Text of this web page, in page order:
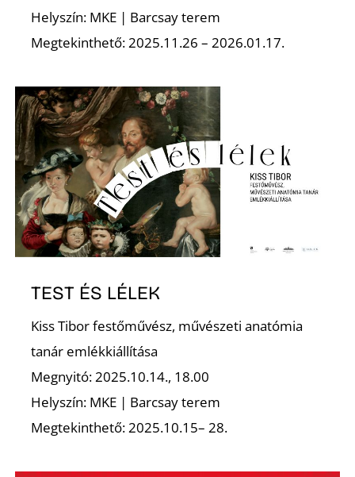
Helyszín: MKE | Barcsay terem
Megtekinthető: 2025.11.26 – 2026.01.17.
TEST ÉS LÉLEK
Kiss Tibor festőművész, művészeti anatómia
tanár emlékkiállítása
Megnyitó: 2025.10.14., 18.00
Helyszín: MKE | Barcsay terem
Megtekinthető: 2025.10.15– 28.